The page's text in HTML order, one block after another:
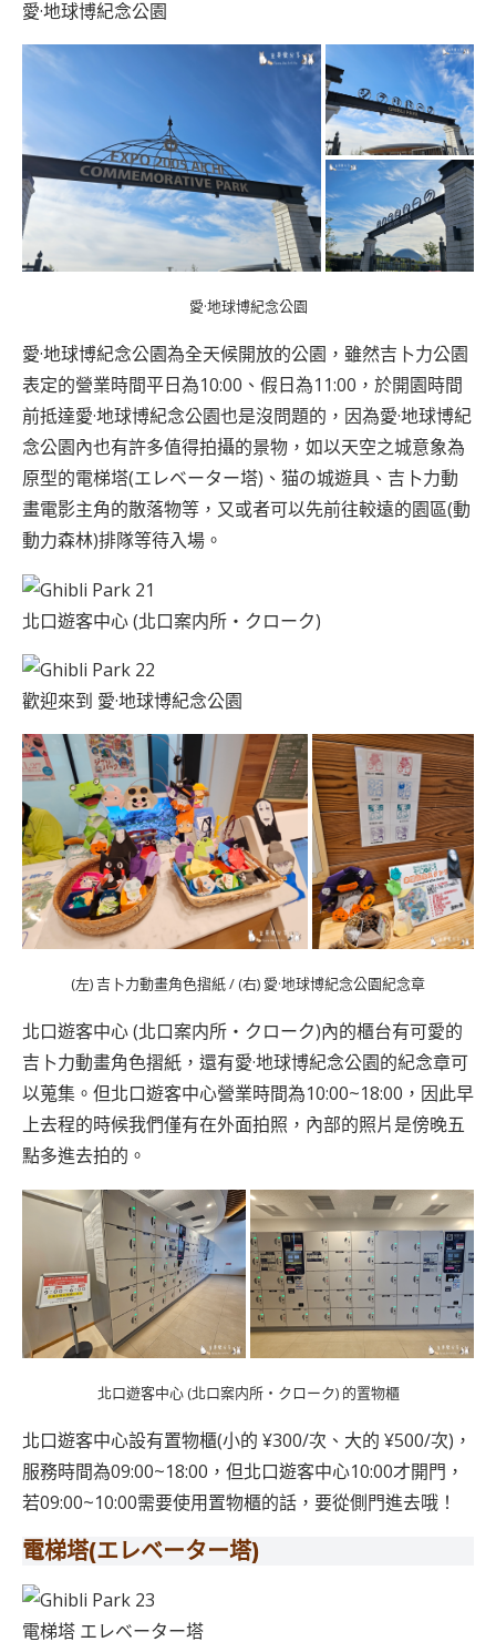
愛·地球博紀念公園
愛·地球博紀念公園
愛·地球博紀念公園為全天候開放的公園，雖然吉卜力公園
表定的營業時間平日為10:00、假日為11:00，於開園時間
前抵達愛·地球博紀念公園也是沒問題的，因為愛·地球博紀
念公園內也有許多值得拍攝的景物，如以天空之城意象為
原型的電梯塔(エレベーター塔)、猫の城遊具、吉卜力動
畫電影主角的散落物等，又或者可以先前往較遠的園區(動
動力森林)排隊等待入場。
北口遊客中心 (北口案内所・クローク)
歡迎來到 愛·地球博紀念公園
(左) 吉卜力動畫角色摺紙 / (右) 愛·地球博紀念公園紀念章
北口遊客中心 (北口案内所・クローク)內的櫃台有可愛的
吉卜力動畫角色摺紙，還有愛·地球博紀念公園的紀念章可
以蒐集。但北口遊客中心營業時間為10:00~18:00，因此早
上去程的時候我們僅有在外面拍照，內部的照片是傍晚五
點多進去拍的。
北口遊客中心 (北口案内所・クローク) 的置物櫃
北口遊客中心設有置物櫃(小的 ¥300/次、大的 ¥500/次)，
服務時間為09:00~18:00，但北口遊客中心10:00才開門，
若09:00~10:00需要使用置物櫃的話，要從側門進去哦！
電梯塔(エレベーター塔)
電梯塔 エレベーター塔